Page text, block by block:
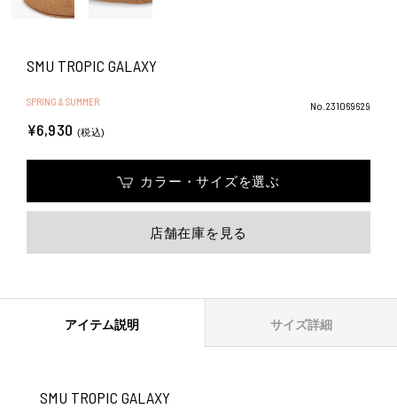
SMU TROPIC GALAXY
SPRING & SUMMER No.231069629
¥6,930 (税込)
カラー・サイズを選ぶ
店舗在庫を見る
アイテム説明 サイズ詳細
SMU TROPIC GALAXY